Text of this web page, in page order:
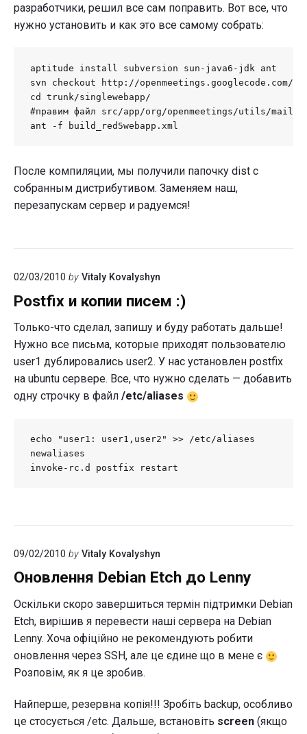
разработчики, решил все сам поправить. Вот все, что
нужно установить и как это все самому собрать:
aptitude install subversion sun-java6-jdk ant
svn checkout http://openmeetings.googlecode.com/
cd trunk/singlewebapp/
#правим файл src/app/org/openmeetings/utils/mail/
ant -f build_red5webapp.xml
После компиляции, мы получили папочку dist с
собранным дистрибутивом. Заменяем наш,
перезапускам сервер и радуемся!
02/03/2010 by Vitaly Kovalyshyn
Postfix и копии писем :)
Только-что сделал, запишу и буду работать дальше!
Нужно все письма, которые приходят пользователю
user1 дублировались user2. У нас установлен postfix
на ubuntu сервере. Все, что нужно сделать — добавить
одну строчку в файл /etc/aliases
echo "user1: user1,user2" >> /etc/aliases
newaliases
invoke-rc.d postfix restart
09/02/2010 by Vitaly Kovalyshyn
Оновлення Debian Etch до Lenny
Оскільки скоро завершиться термін підтримки Debian
Etch, вирішив я перевести наші сервера на Debian
Lenny. Хоча офіційно не рекомендують робити
оновлення через SSH, але це єдине що в мене є
Розповім, як я це зробив.
Найперше, резервна копія!!! Зробіть backup, особливо
це стосується /etc. Дальше, встановіть screen (якщо